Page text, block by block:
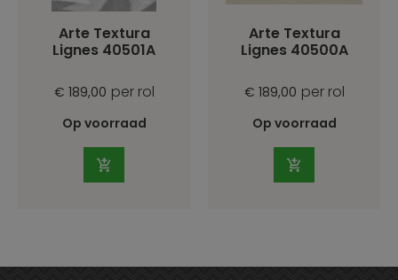
Arte Textura
Lignes 40501A
€ 189,00 per rol
Op voorraad
Arte Textura
Lignes 40500A
€ 189,00 per rol
Op voorraad